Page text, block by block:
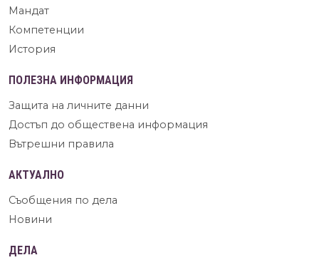
Мандат
Компетенции
История
ПОЛЕЗНА ИНФОРМАЦИЯ
Защита на личните данни
Достъп до обществена информация
Вътрешни правила
АКТУАЛНО
Съобщения по дела
Новини
ДЕЛА